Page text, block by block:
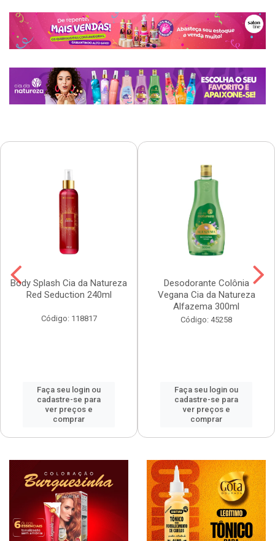
Body Splash Cia da Natureza
Red Seduction 240ml
Código: 118817
Faça seu login ou
cadastre-se para
ver preços e
comprar
Desodorante Colônia
Vegana Cia da Natureza
Alfazema 300ml
Código: 45258
Faça seu login ou
cadastre-se para
ver preços e
comprar